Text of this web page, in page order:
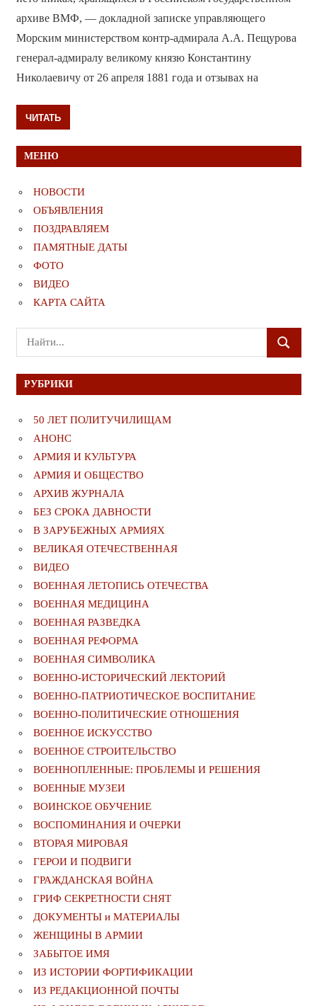
архиве ВМФ, — докладной записке управляющего
Морским министерством контр-адмирала А.А. Пещурова
генерал-адмиралу великому князю Константину
Николаевичу от 26 апреля 1881 года и отзывах на
ЧИТАТЬ
МЕНЮ
НОВОСТИ
ОБЪЯВЛЕНИЯ
ПОЗДРАВЛЯЕМ
ПАМЯТНЫЕ ДАТЫ
ФОТО
ВИДЕО
КАРТА САЙТА
Поиск
для:
ПОИСК
РУБРИКИ
50 ЛЕТ ПОЛИТУЧИЛИЩАМ
АНОНС
АРМИЯ И КУЛЬТУРА
АРМИЯ И ОБЩЕСТВО
АРХИВ ЖУРНАЛА
БЕЗ СРОКА ДАВНОСТИ
В ЗАРУБЕЖНЫХ АРМИЯХ
ВЕЛИКАЯ ОТЕЧЕСТВЕННАЯ
ВИДЕО
ВОЕННАЯ ЛЕТОПИСЬ ОТЕЧЕСТВА
ВОЕННАЯ МЕДИЦИНА
ВОЕННАЯ РАЗВЕДКА
ВОЕННАЯ РЕФОРМА
ВОЕННАЯ СИМВОЛИКА
ВОЕННО-ИСТОРИЧЕСКИЙ ЛЕКТОРИЙ
ВОЕННО-ПАТРИОТИЧЕСКОЕ ВОСПИТАНИЕ
ВОЕННО-ПОЛИТИЧЕСКИE ОТНОШЕНИЯ
ВОЕННОЕ ИСКУССТВО
ВОЕННОЕ СТРОИТЕЛЬСТВО
ВОЕННОПЛЕННЫЕ: ПРОБЛЕМЫ И РЕШЕНИЯ
ВОЕННЫЕ МУЗЕИ
ВОИНСКОЕ ОБУЧЕНИЕ
ВОСПОМИНАНИЯ И ОЧЕРКИ
ВТОРАЯ МИРОВАЯ
ГЕРОИ И ПОДВИГИ
ГРАЖДАНСКАЯ ВОЙНА
ГРИФ СЕКРЕТНОСТИ СНЯТ
ДОКУМЕНТЫ и МАТЕРИАЛЫ
ЖЕНЩИНЫ В АРМИИ
ЗАБЫТОЕ ИМЯ
ИЗ ИСТОРИИ ФОРТИФИКАЦИИ
ИЗ РЕДАКЦИОННОЙ ПОЧТЫ